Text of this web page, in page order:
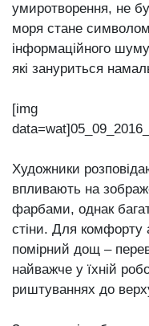
умиротворення, не
моря стане
інформаційного
які зануриться
[img
Художники
впливають на
фарбами, однак
стіни. Для комфорту
помірний дощ –
найважче у їхній
риштуваннях до